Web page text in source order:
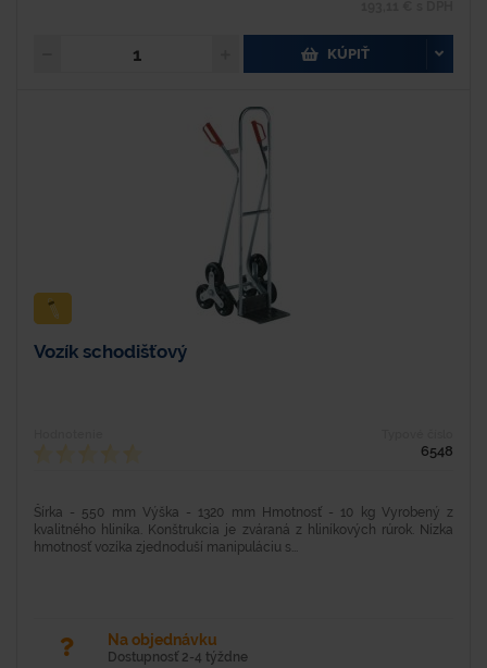
KÚPIŤ
Vozík schodišťový
6548
Šírka - 550 mm Výška - 1320 mm Hmotnosť - 10 kg Vyrobený z
kvalitného hliníka. Konštrukcia je zváraná z hliníkových rúrok. Nízka
hmotnosť vozíka zjednoduší manipuláciu s...
Na objednávku
Dostupnosť 2-4 týždne